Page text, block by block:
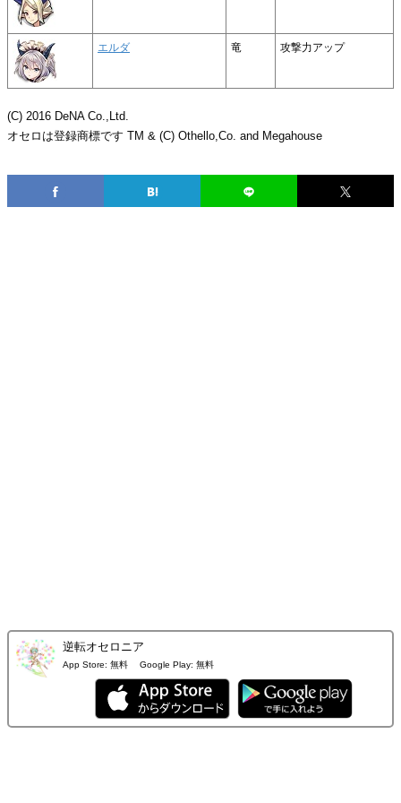
エルダ 竜 攻撃力アップ
(C) 2016 DeNA Co.,Ltd.
オセロは登録商標です TM & (C) Othello,Co. and Megahouse
逆転オセロニア
App Store: 無料 Google Play: 無料